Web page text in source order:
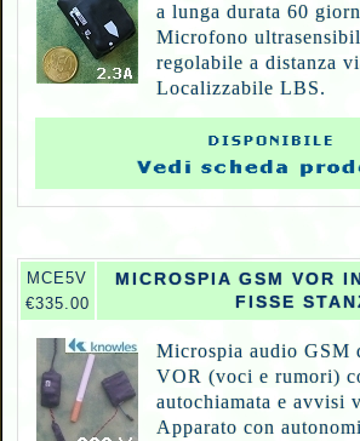
a lunga durata 60
Microfono
regolabile a distanza
Localizzabile LBS.
MCE5V
€335.00
MICROSPIA GSM VOR
FISSE
Microspia audio GSM
VOR (voci e rumori)
autochiamata e avvisi
Apparato con